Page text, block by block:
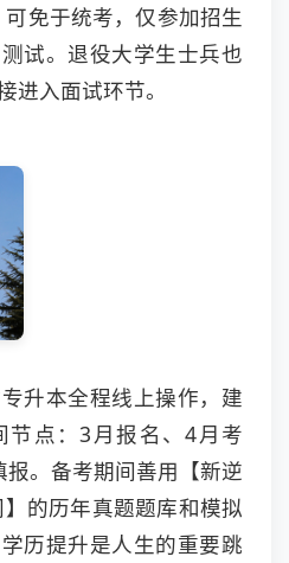
免于统考，仅参加招生
试。退役大学生士兵也
进入面试环节。
升本全程线上操作，建
节点：3月报名、4月考
。备考期间善用【新逆
的历年真题题库和模拟
历提升是人生的重要跳